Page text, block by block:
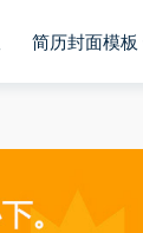
简历封面模板